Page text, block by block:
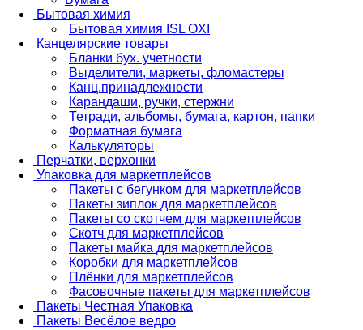
Бытовая химия
Бытовая химия ISL OXI
Канцелярские товары
Бланки бух. учетности
Выделители, маркеты, фломастеры
Канц.принадлежности
Карандаши, ручки, стержни
Тетради, альбомы, бумага, картон, папки
Форматная бумага
Калькуляторы
Перчатки, верхонки
Упаковка для маркетплейсов
Пакеты с бегунком для маркетплейсов
Пакеты зиплок для маркетплейсов
Пакеты со скотчем для маркетплейсов
Скотч для маркетплейсов
Пакеты майка для маркетплейсов
Коробки для маркетплейсов
Плёнки для маркетплейсов
Фасовочные пакеты для маркетплейсов
Пакеты Честная Упаковка
Пакеты Весёлое ведро